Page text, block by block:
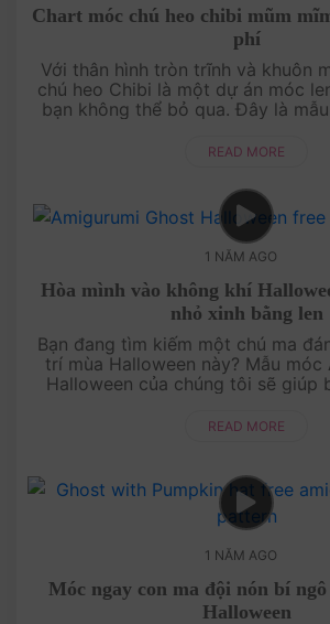
Chart móc chú heo chibi mũm
phí
Với thân hình tròn trĩnh và khuôn
chú heo Chibi là một dự án móc
bạn không thể bỏ qua. Đây là
yêu thích móc len lâu
READ MORE
1 NĂM AGO
Hòa mình vào không khí
nhỏ xinh bằng len
Bạn đang tìm kiếm một chú ma
trí mùa Halloween này? Mẫu móc
Halloween của chúng tôi sẽ giúp
ẩn. Dễ dàng thực hiện, phù
READ MORE
1 NĂM AGO
Móc ngay con ma đội nón bí
Halloween